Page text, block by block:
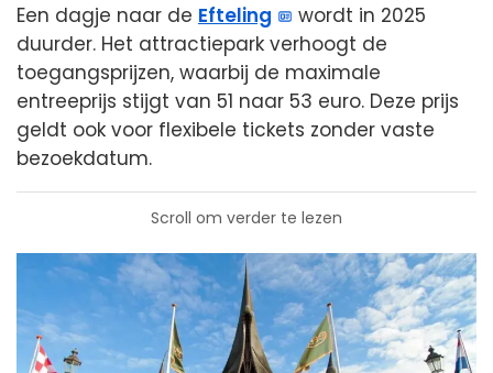
Een dagje naar de Efteling
wordt in 2025
duurder. Het attractiepark verhoogt de
toegangsprijzen, waarbij de maximale
entreeprijs stijgt van 51 naar 53 euro. Deze prijs
geldt ook voor flexibele tickets zonder vaste
bezoekdatum.
Scroll om verder te lezen